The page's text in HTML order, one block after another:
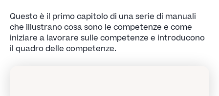
Questo è il primo capitolo di una serie di manuali
che illustrano cosa sono le competenze e come
iniziare a lavorare sulle competenze e introducono
il quadro delle competenze.